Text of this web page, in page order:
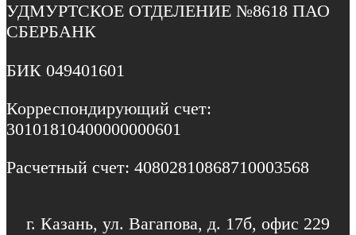
УДМУРТСКОЕ ОТДЕЛЕНИЕ №8618 ПАО
СБЕРБАНК
БИК 049401601
Корреспондирующий счет:
30101810400000000601
Расчетный счет: 40802810868710003568
г. Казань, ул. Вагапова, д. 17б, офис 229